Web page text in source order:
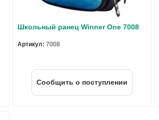
Школьный ранец Winner One 7008
Артикул: 7008
Cообщить о поступлении